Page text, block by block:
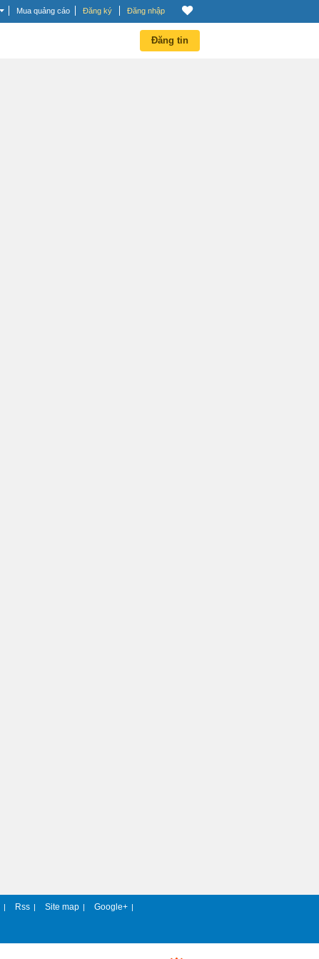
Mua quảng cáo Đăng ký Đăng nhập
Đăng tin
| Rss | Site map | Google+ |